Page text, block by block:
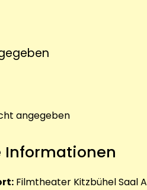
angegeben
Informationen
Filmtheater Kitzbühel Saal A